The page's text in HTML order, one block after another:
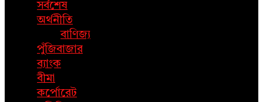
সর্বশেষ
অর্থনীতি
বাণিজ্য
পুঁজিবাজার
ব্যাংক
বীমা
কর্পোরেট